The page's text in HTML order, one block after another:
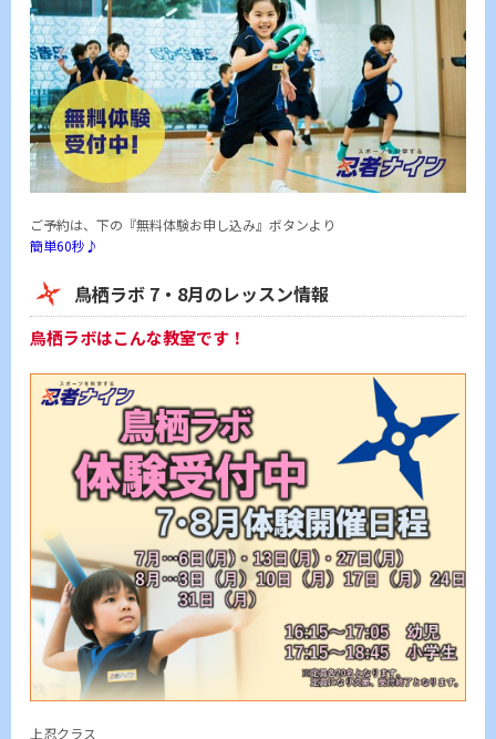
ご予約は、下の『無料体験お申し込み』ボタンより
簡単60秒♪
鳥栖ラボ 7・8月のレッスン情報
鳥栖ラボはこんな教室です！
上忍クラス